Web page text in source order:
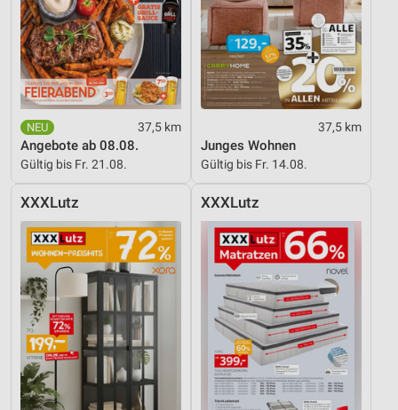
37,5 km
Angebote ab 08.08.
Gültig bis Fr. 21.08.
37,5 km
Junges Wohnen
Gültig bis Fr. 14.08.
XXXLutz XXXLutz